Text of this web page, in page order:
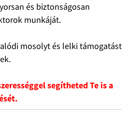
és biztonságosan
munkáját.
mosolyt és lelki támogatást
segítheted Te is a